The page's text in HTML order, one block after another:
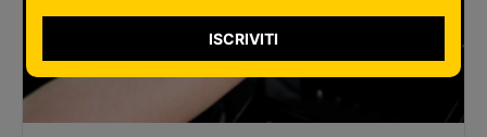
ISCRIVITI